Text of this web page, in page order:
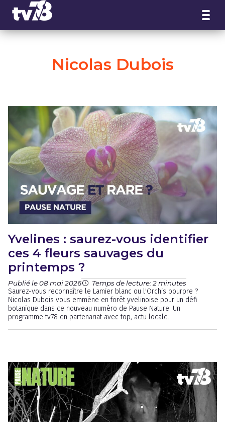
Nicolas Dubois
Yvelines : saurez-vous identifier
ces 4 fleurs sauvages du
printemps ?
Publié le 08 mai 2026 Temps de lecture: 2 minutes
Saurez-vous reconnaître le Lamier blanc ou l'Orchis pourpre ?
Nicolas Dubois vous emmène en forêt yvelinoise pour un défi
botanique dans ce nouveau numéro de Pause Nature. Un
programme tv78 en partenariat avec top, actu locale.
Panneau de gestion des cookies